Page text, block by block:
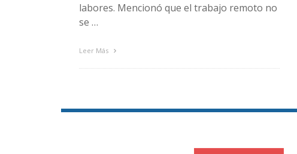
labores. Mencionó que el trabajo remoto no
se …
Leer Más